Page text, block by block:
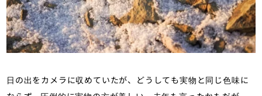
日の出をカメラに収めていたが、どうしても実物と同じ色味に